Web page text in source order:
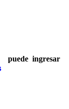
puede ingresar